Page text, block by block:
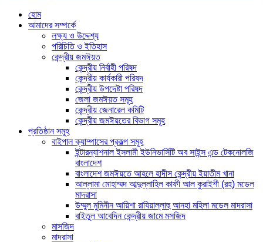
হোম
আমাদের সম্পর্কে
লক্ষ্য ও উদ্দেশ্য
পরিচিতি ও ইতিহাস
কেন্দ্রীয় জমঈয়ত
কেন্দ্রীয় নির্বাহী পরিষদ
কেন্দ্রীয় কার্যকারী পরিষদ
কেন্দ্রীয় উপদেষ্টা পরিষদ
জেলা জমঈয়ত সমূহ
কেন্দ্রীয় জেনারেল কমিটি
কেন্দ্রীয় জমঈয়তের বিভাগ সমূহ
প্রতিষ্ঠান সমূহ
বাইপাল ক্যাম্পাসের প্রকল্প সমূহ
ইন্টারন্যাশনাল ইসলামী ইউনিভার্সিটি অব সাইন্স এন্ড টেকনোলজি
বাংলাদেশ
বাংলাদেশ জমঈয়তে আহলে হাদীস কেন্দ্রীয় ইয়াতীম খানা
আল্লামা মোহাম্মদ আব্দুল্লাহিল কাফী আল কুরাইশী (রহ) মডেল
মাদরাসা
উম্মুল মুমিনীন আয়িশা রাযিয়াল্লাহু আনহা মহিলা মডেল মাদরাসা
বাইতুল আবেদিন কেন্দ্রীয় জামে মসজিদ
মাসজিদ
মাদরাসা